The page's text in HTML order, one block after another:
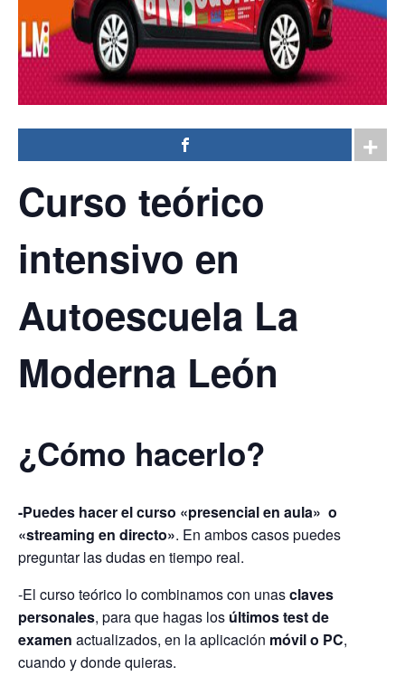
Curso teórico
intensivo en
Autoescuela La
Moderna León
¿Cómo hacerlo?
-Puedes hacer el curso «presencial en aula» o
«streaming en directo». En ambos casos puedes
preguntar las dudas en tiempo real.
-El curso teórico lo combinamos con unasclaves
personales, para que hagas los últimos test de
examen actualizados, en la aplicación móvil o PC,
cuando y donde quieras.